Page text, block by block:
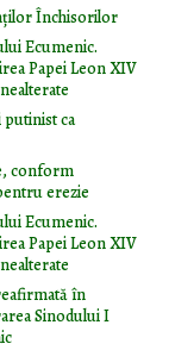
Închisorilor
Ecumenic.
Papei Leon XIV
putinist ca
conform
erezie
Ecumenic.
Papei Leon XIV
în
Sinodului I